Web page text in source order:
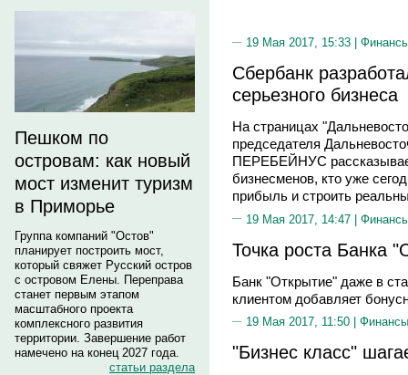
Пешком по
островам: как новый
мост изменит туризм
в Приморье
Группа компаний "Остов"
планирует построить мост,
который свяжет Русский остров
с островом Елены. Переправа
станет первым этапом
масштабного проекта
комплексного развития
территории. Завершение работ
намечено на конец 2027 года.
статьи раздела
19 Мая 2017, 15:33 |
Сбербанк
серьезного бизнеса
На страницах
председателя
ПЕРЕБЕЙНУС
бизнесменов, кто уже
прибыль и строить
19 Мая 2017, 14:47 |
Точка роста Банка
Банк "Открытие" даже в
клиентом добавляет
19 Мая 2017, 11:50 | Финансы
"Бизнес класс"